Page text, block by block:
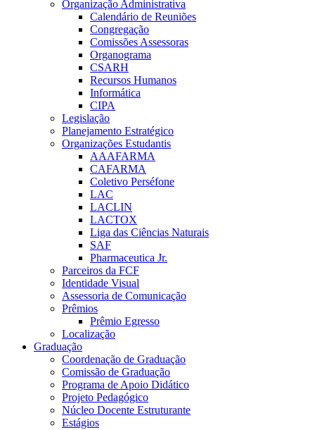
Organização Administrativa
Calendário de Reuniões
Congregação
Comissões Assessoras
Organograma
CSARH
Recursos Humanos
Informática
CIPA
Legislação
Planejamento Estratégico
Organizações Estudantis
AAAFARMA
CAFARMA
Coletivo Perséfone
LAC
LACLIN
LACTOX
Liga das Ciências Naturais
SAF
Pharmaceutica Jr.
Parceiros da FCF
Identidade Visual
Assessoria de Comunicação
Prêmios
Prêmio Egresso
Localização
Graduação
Coordenação de Graduação
Comissão de Graduação
Programa de Apoio Didático
Projeto Pedagógico
Núcleo Docente Estruturante
Estágios